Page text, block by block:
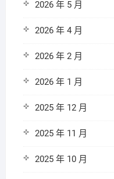
2026 年 5 月
2026 年 4 月
2026 年 2 月
2026 年 1 月
2025 年 12 月
2025 年 11 月
2025 年 10 月